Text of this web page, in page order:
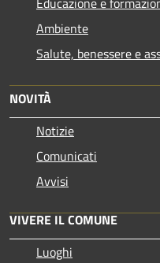
Ambiente
Salute, benessere e
NOVITÀ
Notizie
Comunicati
Avvisi
VIVERE IL COMUNE
Luoghi